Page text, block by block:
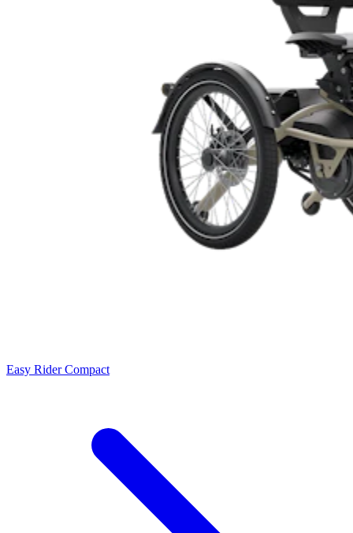
Easy Rider Compact